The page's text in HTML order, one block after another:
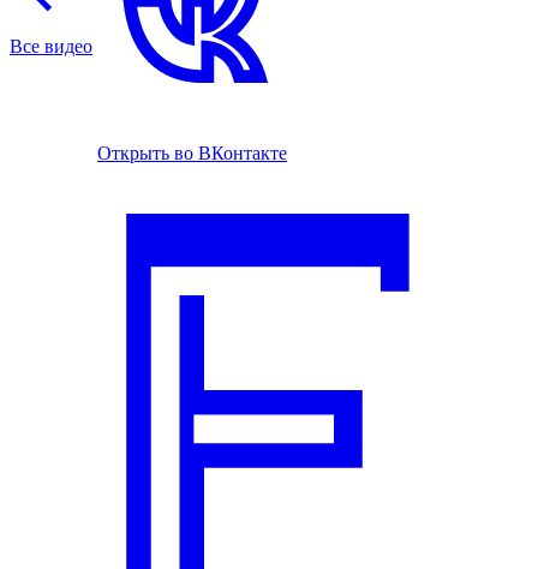
Все видео
Открыть во ВКонтакте